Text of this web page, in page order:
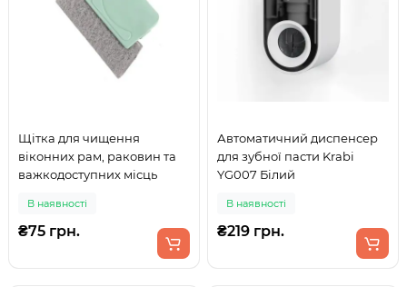
Щітка для чищення
віконних рам, раковин та
важкодоступних місць
В наявності
₴75 грн.
Автоматичний диспенсер
для зубної пасти Krabi
YG007 Білий
В наявності
₴219 грн.